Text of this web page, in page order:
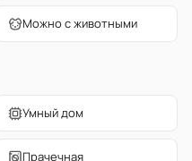
Можно с животными
Умный дом
Прачечная